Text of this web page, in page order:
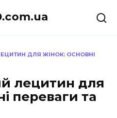
ДЛЯ ЖІНОК: ОСНОВНІ
лецитин для
переваги та